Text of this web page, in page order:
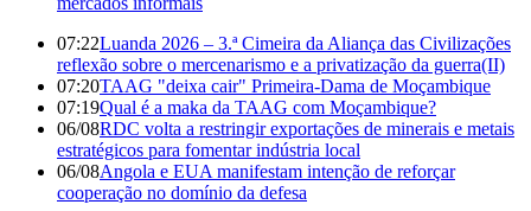
07:22Luanda 2026 – 3.ª Cimeira da Aliança das Civilizações
reflexão sobre o mercenarismo e a privatização da guerra(II)
07:20TAAG "deixa cair" Primeira-Dama de Moçambique
07:19Qual é a maka da TAAG com Moçambique?
06/08RDC volta a restringir exportações de minerais e metais
estratégicos para fomentar indústria local
06/08Angola e EUA manifestam intenção de reforçar
cooperação no domínio da defesa